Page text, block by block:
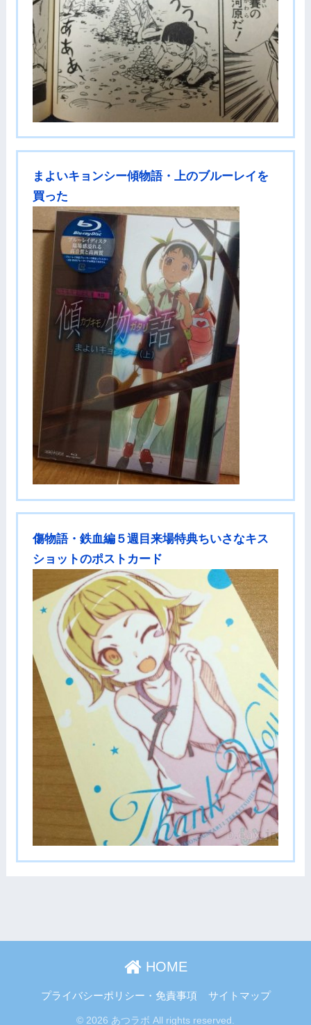
まよいキョンシー傾物語・上のブルーレイを
買った
傷物語・鉄血編５週目来場特典ちいさなキス
ショットのポストカード
HOME
プライバシーポリシー・免責事項 サイトマップ
© 2026 あつラボ All rights reserved.